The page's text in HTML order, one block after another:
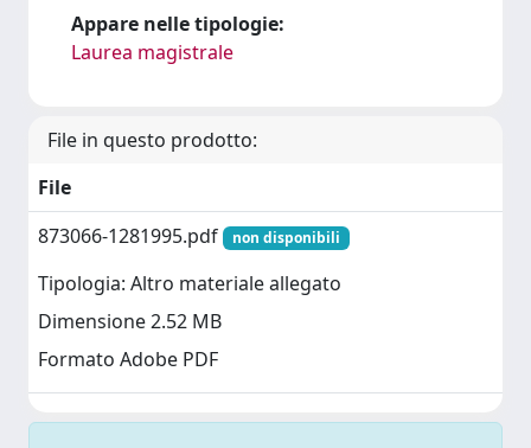
Appare nelle tipologie:
Laurea magistrale
File in questo prodotto:
File
873066-1281995.pdf
non disponibili
Tipologia: Altro materiale allegato
Dimensione 2.52 MB
Formato Adobe PDF